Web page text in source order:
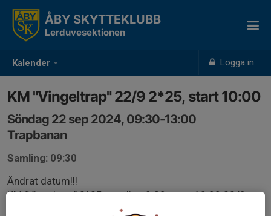
Kalender Logga in
ÅBY SKYTTEKLUBB
Lerduvesektionen
KM "Vingeltrap" 22/9 2*25, start 10:00
Söndag 22 sep 2024, 09:30-13:00
Trapbanan
Samling: 09:30
Ändrat datum!!!
KM "Vingeltrap" 2*25, samling 9:30, start 10:00 22/9